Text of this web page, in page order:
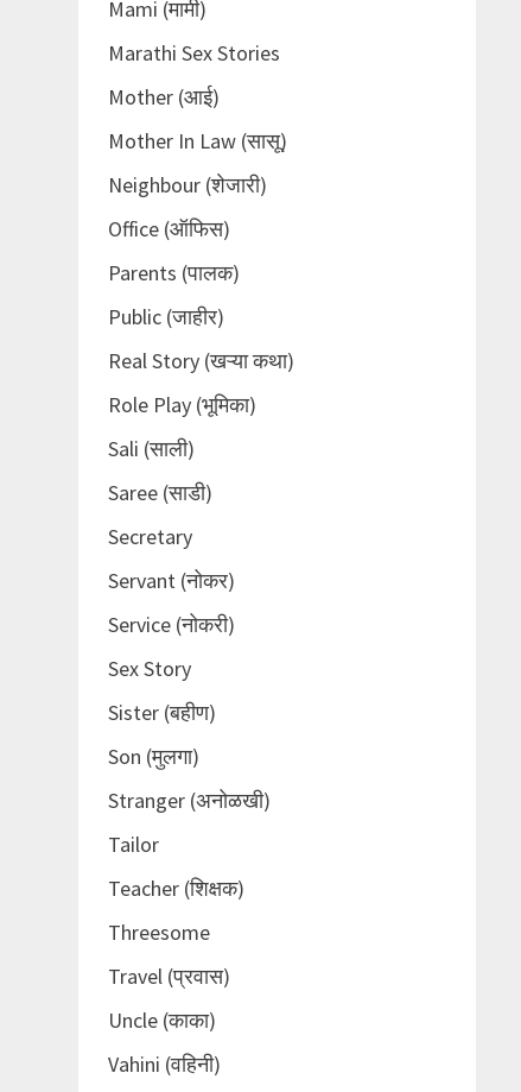
Mami (मामी)
Marathi Sex Stories
Mother (आई)
Mother In Law (सासू)
Neighbour (शेजारी)
Office (ऑफिस)
Parents (पालक)
Public (जाहीर)
Real Story (खऱ्या कथा)
Role Play (भूमिका)
Sali (साली)
Saree (साडी)
Secretary
Servant (नोकर)
Service (नोकरी)
Sex Story
Sister (बहीण)
Son (मुलगा)
Stranger (अनोळखी)
Tailor
Teacher (शिक्षक)
Threesome
Travel (प्रवास)
Uncle (काका)
Vahini (वहिनी)